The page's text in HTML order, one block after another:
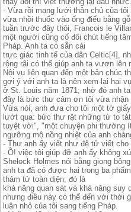
- Vừa rồi mạng lưới thân chủ của
vừa nhồi thuốc vào ống điếu bằng
tuần trước đây thôi, Francois le
một người cũng cố đôi chút tiếng
Pháp. Anh ta có sẵn cái
trực giác tinh tế của dân Celtic[4],
rộng rãi có thể giúp anh ta vươn lên
Nội vụ liên quan đến một bản chúc
gợi ý với anh ta là nên xem lại hai
ở St. Louis năm 1871; nhờ đó anh
đây là bức thư cảm ơn tôi vừa nhận
Vừa nói, anh đưa cho tôi một tờ
lướt qua: bức thư rặt những từ to
tuyệt vời", "một chuyện phi thường
ngưỡng mộ nồng nhiệt của anh
- Thư anh ấy viết như đệ tử viết cho
- Ồ! việc tôi giúp đỡ anh ấy không
Shelock Holmes nói bằng giọng
anh ta đã có được hai trong ba
thảm tử toàn diện, đó là
khả năng quan sát và khả năng suy
nhưng điều này có thể đến với thời
luận nhỏ của tôi sang tiếng Pháp.